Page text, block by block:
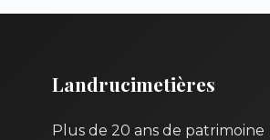
Landrucimetières
Plus de 20 ans de patrimoine